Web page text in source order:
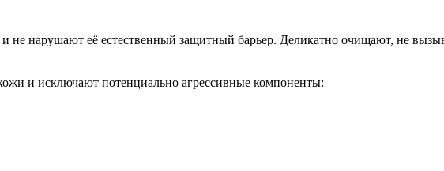
нарушают её естественный защитный барьер. Деликатно очищают, не
и исключают потенциально агрессивные компоненты: